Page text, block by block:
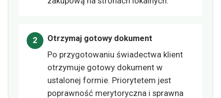
Otrzymaj gotowy dokument
Po przygotowaniu świadectwa klient
otrzymuje gotowy dokument w
ustalonej formie. Priorytetem jest
poprawność merytoryczna i sprawna